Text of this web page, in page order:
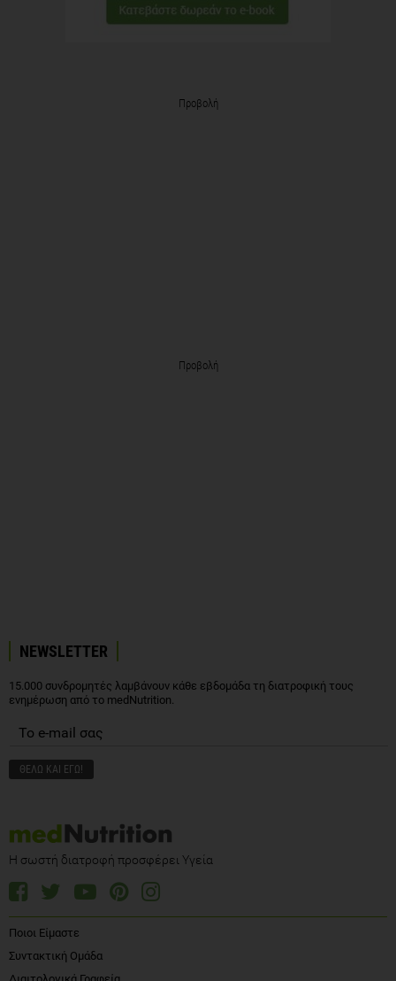
Προβολή
Προβολή
NEWSLETTER
15.000 συνδρομητές λαμβάνουν κάθε εβδομάδα τη διατροφική τους
ενημέρωση από το medNutrition.
Η σωστή διατροφή προσφέρει Υγεία
Ποιοι Είμαστε
Συντακτική Ομάδα